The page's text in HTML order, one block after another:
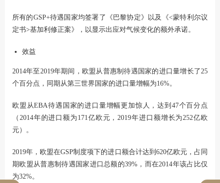
所有的GSP+待遇国家均签署了《巴黎协定》以及《<蒙特利尔议
定书>基加利修正案》，以显示出应对气候变化的额外承诺。
效益
2014年至2019年期间，欧盟从普惠制待遇国家的进口量增长了25
个百分点，同期从第三世界国家的进口量增幅为16%。
欧盟从EBA待遇国家的进口量增幅更加惊人，达到47个百分点
（2014年的进口额为171亿欧元，2019年进口额增长为252亿欧
元）。
2019年，欧盟在GSP制度项下的进口额合计达到620亿欧元，占同
期欧盟从普惠制待遇国家进口总额的39%，而在2014年该占比仅
为32%。